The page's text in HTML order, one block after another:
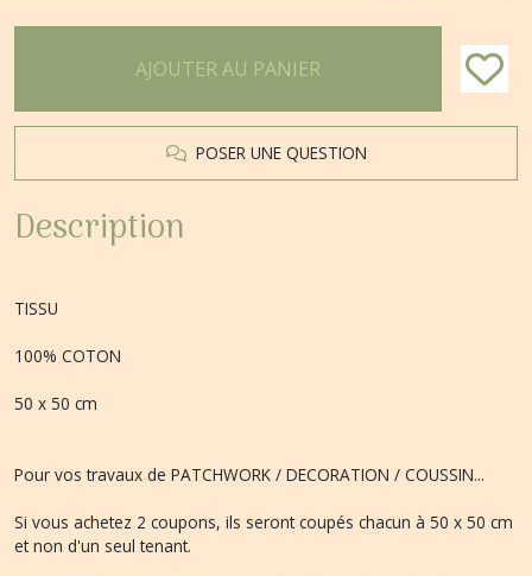
AJOUTER AU PANIER
POSER UNE QUESTION
Description
TISSU
100% COTON
50 x 50 cm
Pour vos travaux de PATCHWORK / DECORATION / COUSSIN...
Si vous achetez 2 coupons, ils seront coupés chacun à 50 x 50 cm
et non d'un seul tenant.